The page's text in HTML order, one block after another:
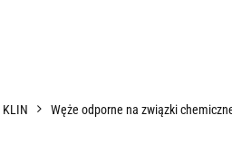
KLIN Węże odporne na związki